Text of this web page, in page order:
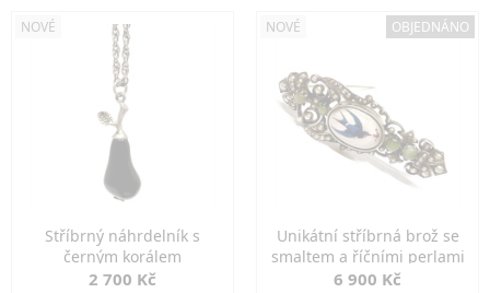
NOVÉ
Stříbrný náhrdelník s
černým korálem
2 700 Kč
NOVÉ OBJEDNÁNO
Unikátní stříbrná brož se
smaltem a říčními perlami
6 900 Kč